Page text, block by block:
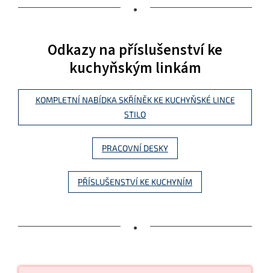
•
Odkazy na příslušenství ke
kuchyňským linkám
KOMPLETNÍ NABÍDKA SKŘÍNĚK KE KUCHYŇSKÉ LINCE
STILO
PRACOVNÍ DESKY
PŘÍSLUŠENSTVÍ KE KUCHYNÍM
•